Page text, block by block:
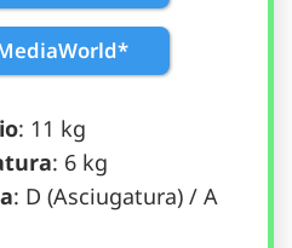
: 11 kg
: 6 kg
: D (Asciugatura) / A